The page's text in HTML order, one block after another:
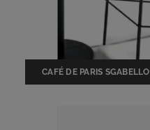
CAFÉ DE PARIS SGABELLO